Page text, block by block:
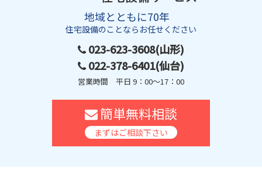
地域とともに70年
住宅設備のことならお任せください
023-623-3608(山形)
022-378-6401(仙台)
営業時間 平日 9：00～17：00
簡単無料相談
まずはご相談下さい